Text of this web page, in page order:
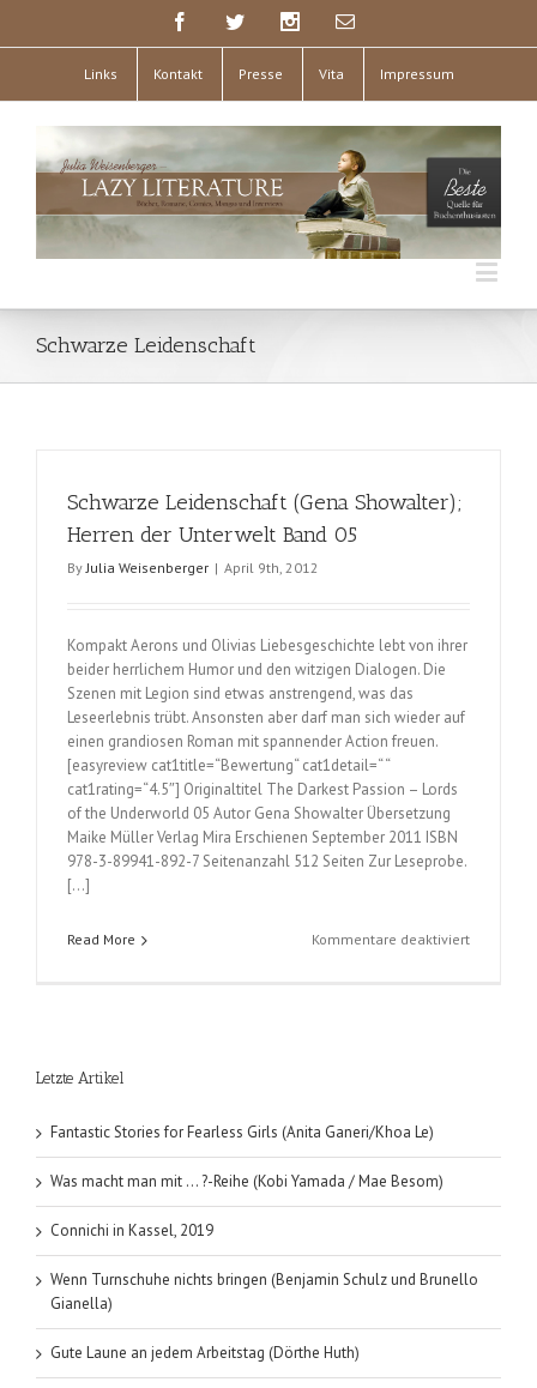
Links Kontakt Presse Vita Impressum
Schwarze Leidenschaft
Schwarze Leidenschaft (Gena Showalter);
Herren der Unterwelt Band 05
ByJulia Weisenberger | April 9th, 2012
Kompakt Aerons und Olivias Liebesgeschichte lebt von ihrer
beider herrlichem Humor und den witzigen Dialogen. Die
Szenen mit Legion sind etwas anstrengend, was das
Leseerlebnis trübt. Ansonsten aber darf man sich wieder auf
einen grandiosen Roman mit spannender Action freuen.
[easyreview cat1title=“Bewertung“ cat1detail=“ “
cat1rating=“4.5″] Originaltitel The Darkest Passion – Lords
of the Underworld 05 Autor Gena Showalter Übersetzung
Maike Müller Verlag Mira Erschienen September 2011 ISBN
978-3-89941-892-7 Seitenanzahl 512 Seiten Zur Leseprobe.
[…]
Read More Kommentare deaktiviertfür
05
Letzte Artikel
Fantastic Stories for Fearless Girls (Anita Ganeri/Khoa Le)
Was macht man mit … ?-Reihe (Kobi Yamada / Mae Besom)
Connichi in Kassel, 2019
Wenn Turnschuhe nichts bringen (Benjamin Schulz und Brunello
Gianella)
Gute Laune an jedem Arbeitstag (Dörthe Huth)